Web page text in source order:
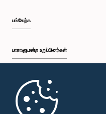
பங்கேற்க
பாராளுமன்ற உறுப்பினர்கள்
முதற்பக்கம்